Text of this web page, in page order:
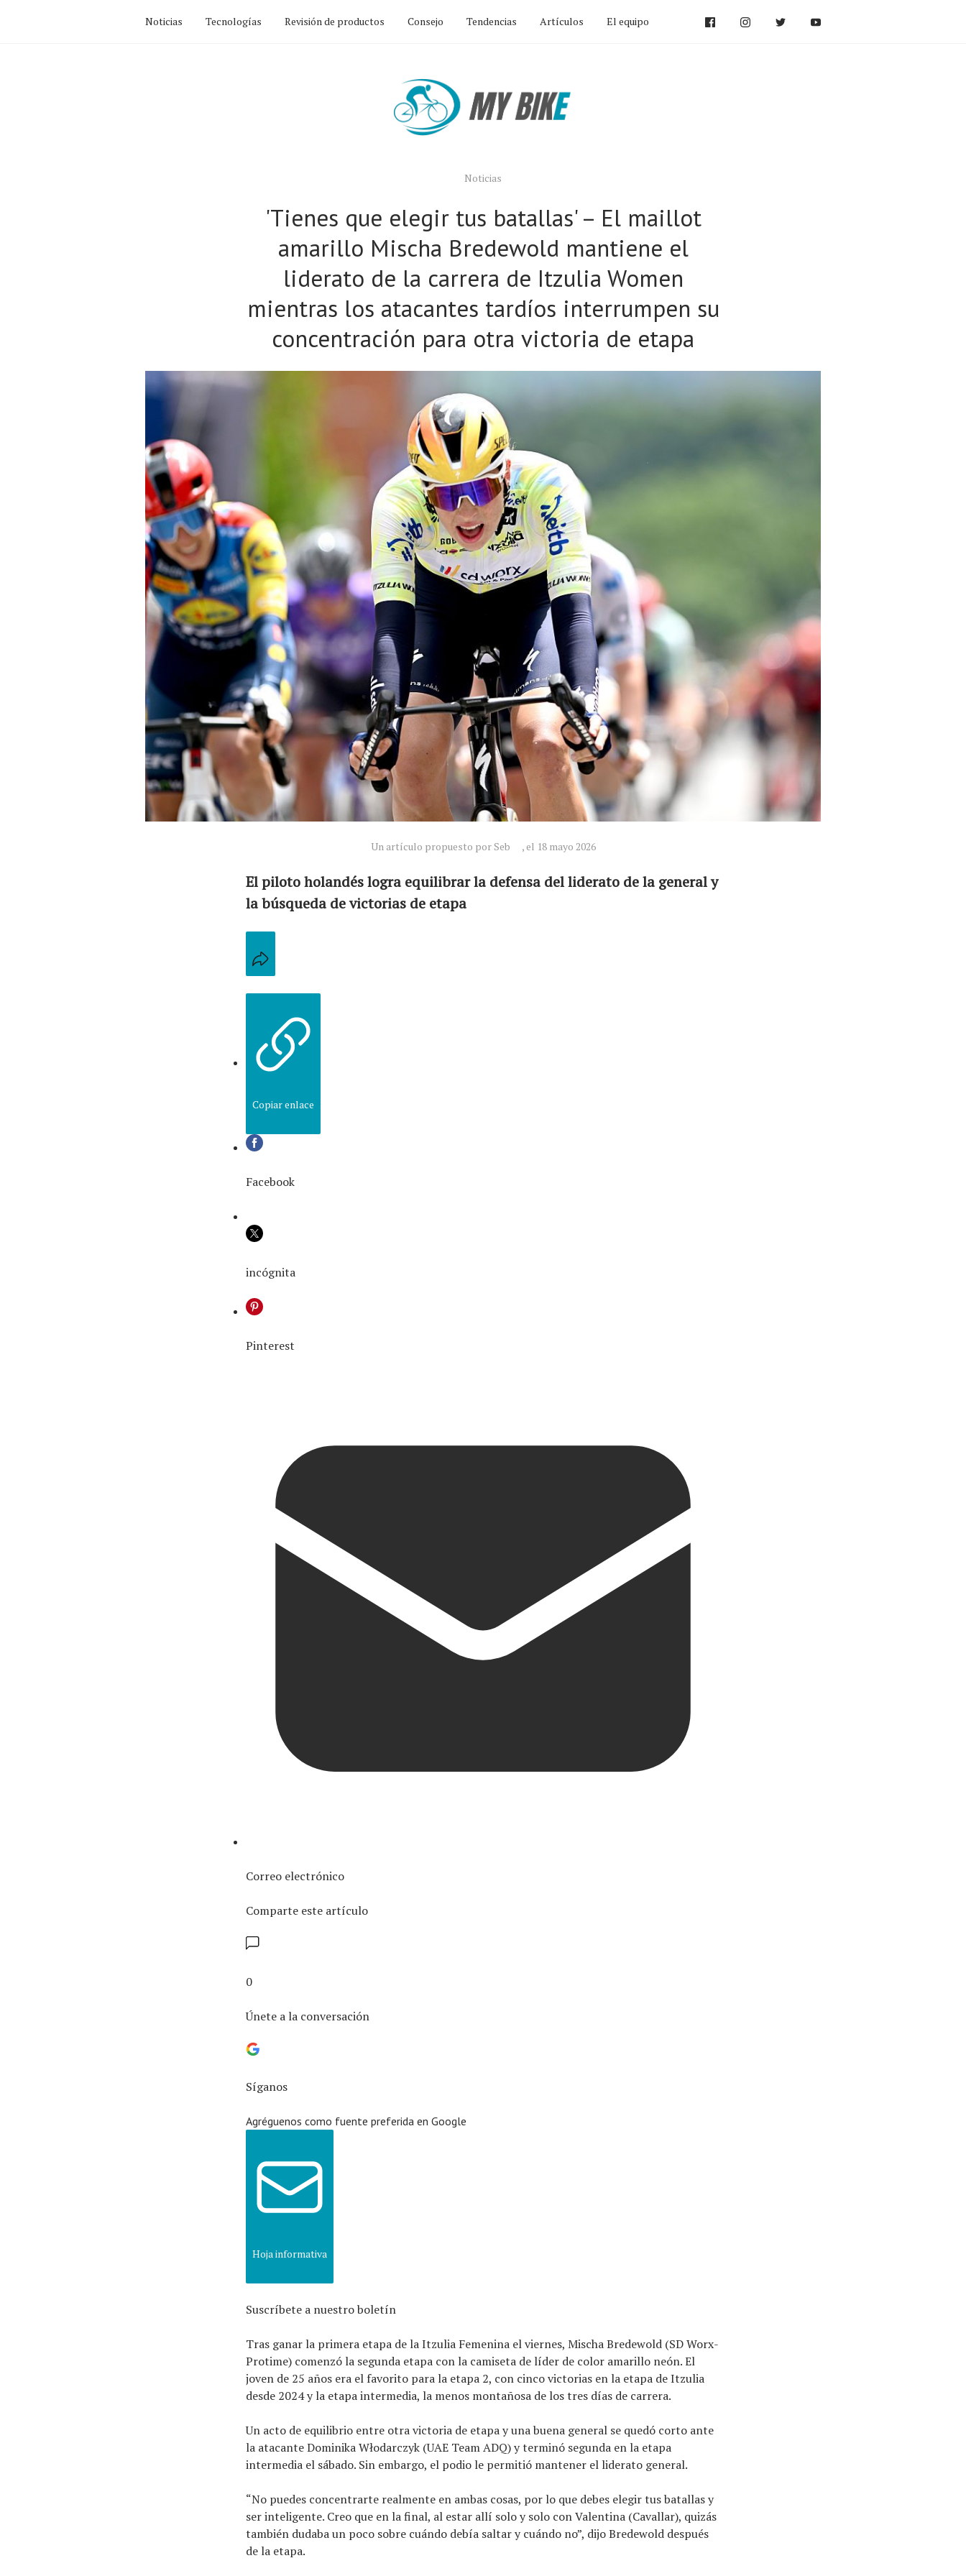
Noticias Tecnologías Revisión de productos Consejo Tendencias Artículos El equipo
Noticias
'Tienes que elegir tus batallas' – El maillot
amarillo Mischa Bredewold mantiene el
liderato de la carrera de Itzulia Women
mientras los atacantes tardíos interrumpen su
concentración para otra victoria de etapa
Un artículo propuesto por Seb , el 18 mayo 2026
El piloto holandés logra equilibrar la defensa del liderato de la general y
la búsqueda de victorias de etapa
Copiar enlace
Facebook
incógnita
Pinterest
Correo electrónico
Comparte este artículo
0
Únete a la conversación
Síganos
Agréguenos como fuente preferida en Google
Hoja informativa
Suscríbete a nuestro boletín
Tras ganar la primera etapa de la Itzulia Femenina el viernes, Mischa Bredewold (SD Worx-
Protime) comenzó la segunda etapa con la camiseta de líder de color amarillo neón. El
joven de 25 años era el favorito para la etapa 2, con cinco victorias en la etapa de Itzulia
desde 2024 y la etapa intermedia, la menos montañosa de los tres días de carrera.
Un acto de equilibrio entre otra victoria de etapa y una buena general se quedó corto ante
la atacante Dominika Włodarczyk (UAE Team ADQ) y terminó segunda en la etapa
intermedia el sábado. Sin embargo, el podio le permitió mantener el liderato general.
“No puedes concentrarte realmente en ambas cosas, por lo que debes elegir tus batallas y
ser inteligente. Creo que en la final, al estar allí solo y solo con Valentina (Cavallar), quizás
también dudaba un poco sobre cuándo debía saltar y cuándo no”, dijo Bredewold después
de la etapa.